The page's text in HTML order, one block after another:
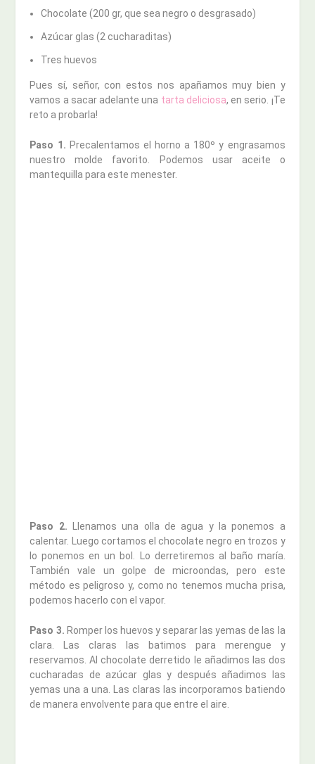
Chocolate (200 gr, que sea negro o desgrasado)
Azúcar glas (2 cucharaditas)
Tres huevos
Pues sí, señor, con estos nos apañamos muy bien y
vamos a sacar adelante una tarta deliciosa, en serio. ¡Te
reto a probarla!
Paso 1. Precalentamos el horno a 180º y engrasamos
nuestro molde favorito. Podemos usar aceite o
mantequilla para este menester.
Paso 2. Llenamos una olla de agua y la ponemos a
calentar. Luego cortamos el chocolate negro en trozos y
lo ponemos en un bol. Lo derretiremos al baño maría.
También vale un golpe de microondas, pero este
método es peligroso y, como no tenemos mucha prisa,
podemos hacerlo con el vapor.
Paso 3. Romper los huevos y separar las yemas de las la
clara. Las claras las batimos para merengue y
reservamos. Al chocolate derretido le añadimos las dos
cucharadas de azúcar glas y después añadimos las
yemas una a una. Las claras las incorporamos batiendo
de manera envolvente para que entre el aire.